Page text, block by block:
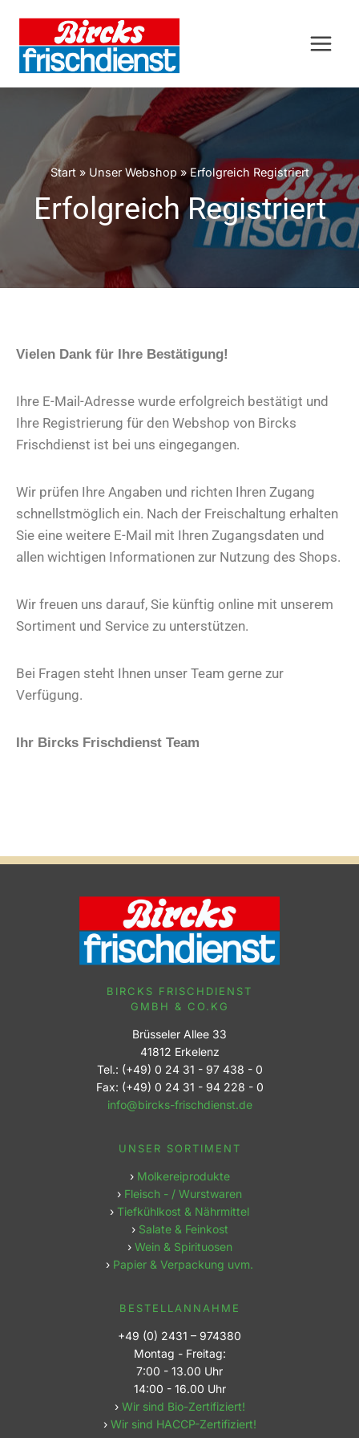
Start» Unser Webshop»Erfolgreich Registriert
Erfolgreich Registriert
Vielen Dank für Ihre Bestätigung!
Ihre E-Mail-Adresse wurde erfolgreich bestätigt und
Ihre Registrierung für den Webshop von Bircks
Frischdienst ist bei uns eingegangen.
Wir prüfen Ihre Angaben und richten Ihren Zugang
schnellstmöglich ein. Nach der Freischaltung erhalten
Sie eine weitere E-Mail mit Ihren Zugangsdaten und
allen wichtigen Informationen zur Nutzung des Shops.
Wir freuen uns darauf, Sie künftig online mit unserem
Sortiment und Service zu unterstützen.
Bei Fragen steht Ihnen unser Team gerne zur
Verfügung.
Ihr Bircks Frischdienst Team
BIRCKS FRISCHDIENST
GMBH & CO.KG
Brüsseler Allee 33
41812 Erkelenz
Tel.: (+49) 0 24 31 - 97 438 - 0
Fax: (+49) 0 24 31 - 94 228 - 0
info@bircks-frischdienst.de
UNSER SORTIMENT
› Molkereiprodukte
› Fleisch - / Wurstwaren
› Tiefkühlkost & Nährmittel
› Salate & Feinkost
› Wein & Spirituosen
› Papier & Verpackung uvm.
BESTELLANNAHME
+49 (0) 2431 – 974380
Montag - Freitag:
7:00 - 13.00 Uhr
14:00 - 16.00 Uhr
› Wir sind Bio-Zertifiziert!
› Wir sind HACCP-Zertifiziert!